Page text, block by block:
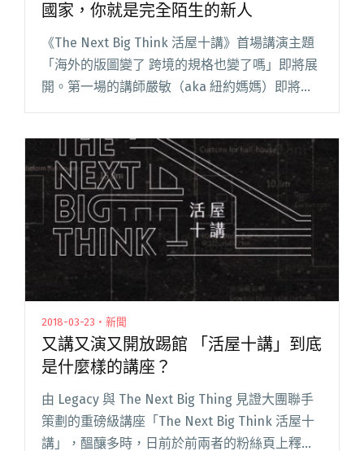
國家，你就是完全陌生的新人
《The Next Big Think 活屋十講》首場講演主題
「海外的版圖變了 跨境的規格也變了嗎」即將展
開。第一場的講師嚴敏（aka 紐約媽媽）即將在
明（4/11）日登台分享她混跡紐約 livehouse、音
想海外巡演的樂人建議：出了自己的國家，你就
是完全陌生的新人"
2018-03-23・新聞
又講又演又開放踢館 「活屋十講」到底
是什麼樣的講座？
由 Legacy 與 The Next Big Thing 見證大團聯手
策劃的重磅級講座「The Next Big Think 活屋十
講」，醞釀多時，日前於前兩者的粉絲頁上釋出